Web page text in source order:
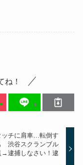
ね！
ッチに肩車…転倒す
渋谷スクランブル
→逮捕しなさい！逮